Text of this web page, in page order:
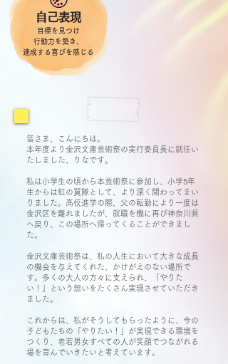
自己表現
目標を見つけ
行動力を築き、
​達成する喜びを感じる
皆さま、こんにちは。
本年度より金沢文庫芸術祭の実行委員長に就任い
たしました、りなです。
私は小学生の頃から本芸術祭に参加し、小学5年
生からは虹の翼隊として、より深く関わってまい
りました。高校進学の際、父の転勤により一度は
金沢区を離れましたが、就職を機に再び神奈川県
へ戻り、この場所へ帰ってくることができまし
た。
金沢文庫芸術祭は、私の人生において大きな成長
の機会を与えてくれた、かけがえのない場所で
す。多くの大人の方々に支えられ、「やりた
い！」という想いをたくさん実現させていただき
ました。
これからは、私がそうしてもらったように、今の
子どもたちの「やりたい！」が実現できる環境を
つくり、老若男女すべての人が笑顔でつながれる
場を育んでいきたいと考えています。